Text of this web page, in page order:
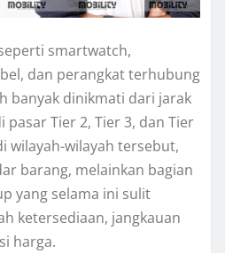
smartwatch,
dan perangkat terhubung
banyak dinikmati dari jarak
Tier 2, Tier 3, dan Tier
wilayah-wilayah tersebut,
barang, melainkan bagian
yang selama ini sulit
ketersediaan, jangkauan
harga.